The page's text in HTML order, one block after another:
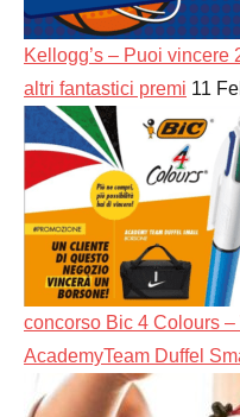
Kellogg’s – Puoi vincere
altri fantastici premi 11
concorso Bic 4 Colours
AcademyTeam Duffel